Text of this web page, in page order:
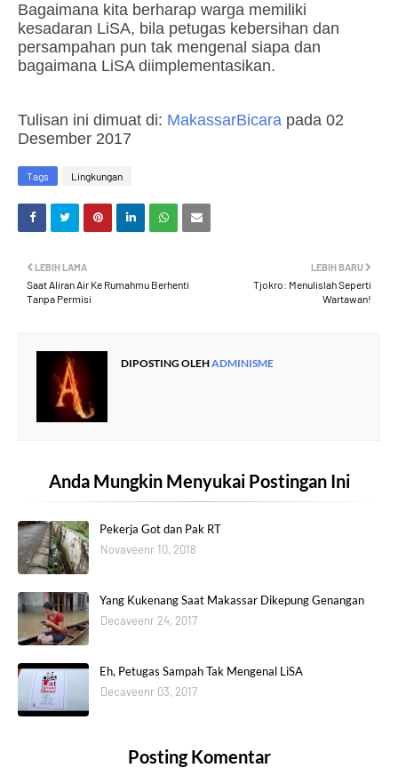
Bagaimana kita berharap warga memiliki
kesadaran LiSA, bila petugas kebersihan dan
persampahan pun tak mengenal siapa dan
bagaimana LiSA diimplementasikan.
Tulisan ini dimuat di: MakassarBicara pada 02
Desember 2017
Tags Lingkungan
LEBIH BARU
Tjokro: Menulislah Seperti
Wartawan!
LEBIH LAMA
Saat Aliran Air Ke Rumahmu Berhenti
Tanpa Permisi
DIPOSTING OLEHADMINISME
Anda Mungkin Menyukai Postingan Ini
Pekerja Got dan Pak RT
Novaveenr 10, 2018
Yang Kukenang Saat Makassar Dikepung Genangan
Decaveenr 24, 2017
Eh, Petugas Sampah Tak Mengenal LiSA
Decaveenr 03, 2017
Posting Komentar